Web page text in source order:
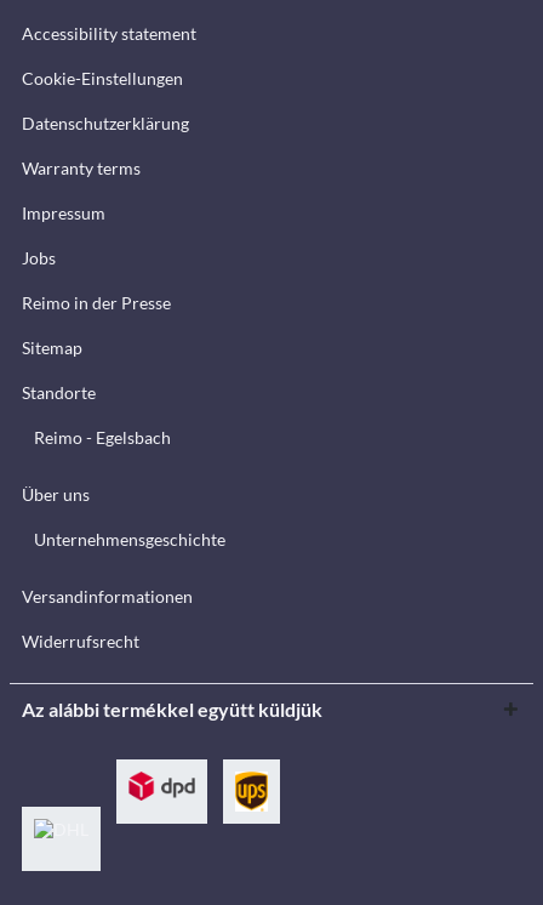
Accessibility statement
Cookie-Einstellungen
Datenschutzerklärung
Warranty terms
Impressum
Jobs
Reimo in der Presse
Sitemap
Standorte
Reimo - Egelsbach
Über uns
Unternehmensgeschichte
Versandinformationen
Widerrufsrecht
Az alábbi termékkel együtt küldjük